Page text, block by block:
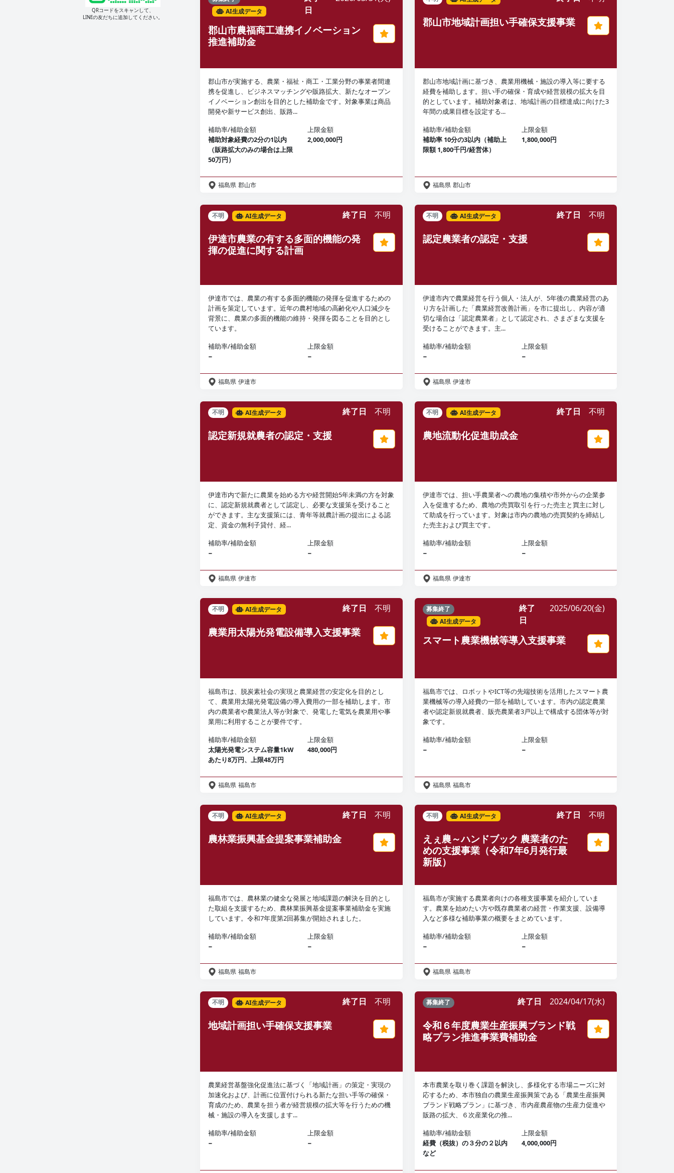
QRコードをスキャンして、
LINEの友だちに追加してください。
AI生成データ
日
郡山市農福商工連携イノベーション
推進補助金
郡山市が実施する、農業・福祉・商工・工業分野の事業者間連
携を促進し、ビジネスマッチングや販路拡大、新たなオープン
イノベーション創出を目的とした補助金です。対象事業は商品
開発や新サービス創出、販路...
補助率/補助金額
補助対象経費の2分の1以内
（販路拡大のみの場合は上限
50万円）
上限金額
2,000,000円
福島県 郡山市
郡山市地域計画担い手確保支援事業
郡山市地域計画に基づき、農業用機械・施設の導入等に要する
経費を補助します。担い手の確保・育成や経営規模の拡大を目
的としています。補助対象者は、地域計画の目標達成に向けた3
年間の成果目標を設定する...
補助率/補助金額
補助率 10分の3以内（補助上
限額 1,800千円/経営体）
上限金額
1,800,000円
福島県 郡山市
不明 AI生成データ 終了日 不明
伊達市農業の有する多面的機能の発
揮の促進に関する計画
伊達市では、農業の有する多面的機能の発揮を促進するための
計画を策定しています。近年の農村地域の高齢化や人口減少を
背景に、農業の多面的機能の維持・発揮を図ることを目的とし
ています。
補助率/補助金額
−
上限金額
−
福島県 伊達市
不明 AI生成データ 終了日 不明
認定農業者の認定・支援
伊達市内で農業経営を行う個人・法人が、5年後の農業経営のあ
り方を計画した「農業経営改善計画」を市に提出し、内容が適
切な場合は「認定農業者」として認定され、さまざまな支援を
受けることができます。主...
補助率/補助金額
−
上限金額
−
福島県 伊達市
不明 AI生成データ 終了日 不明
認定新規就農者の認定・支援
伊達市内で新たに農業を始める方や経営開始5年未満の方を対象
に、認定新規就農者として認定し、必要な支援策を受けること
ができます。主な支援策には、青年等就農計画の提出による認
定、資金の無利子貸付、経...
補助率/補助金額
−
上限金額
−
福島県 伊達市
不明 AI生成データ 終了日 不明
農地流動化促進助成金
伊達市では、担い手農業者への農地の集積や市外からの企業参
入を促進するため、農地の売買取引を行った売主と買主に対し
て助成を行っています。対象は市内の農地の売買契約を締結し
た売主および買主です。
補助率/補助金額
−
上限金額
−
福島県 伊達市
不明 AI生成データ 終了日 不明
農業用太陽光発電設備導入支援事業
福島市は、脱炭素社会の実現と農業経営の安定化を目的とし
て、農業用太陽光発電設備の導入費用の一部を補助します。市
内の農業者や農業法人等が対象で、発電した電気を農業用や事
業用に利用することが要件です。
補助率/補助金額
太陽光発電システム容量1kW
あたり8万円、上限48万円
上限金額
480,000円
福島県 福島市
募集終了
AI生成データ
終了
日
2025/06/20(金)
スマート農業機械等導入支援事業
福島市では、ロボットやICT等の先端技術を活用したスマート農
業機械等の導入経費の一部を補助しています。市内の認定農業
者や認定新規就農者、販売農業者3戸以上で構成する団体等が対
象です。
補助率/補助金額
−
上限金額
−
福島県 福島市
不明 AI生成データ 終了日 不明
農林業振興基金提案事業補助金
福島市では、農林業の健全な発展と地域課題の解決を目的とし
た取組を支援するため、農林業振興基金提案事業補助金を実施
しています。令和7年度第2回募集が開始されました。
補助率/補助金額
−
上限金額
−
福島県 福島市
不明 AI生成データ 終了日 不明
えぇ農～ハンドブック 農業者のた
めの支援事業（令和7年6月発行最
新版）
福島市が実施する農業者向けの各種支援事業を紹介していま
す。農業を始めたい方や既存農業者の経営・作業支援、設備導
入など多様な補助事業の概要をまとめています。
補助率/補助金額
−
上限金額
−
福島県 福島市
不明 AI生成データ 終了日 不明
地域計画担い手確保支援事業
農業経営基盤強化促進法に基づく「地域計画」の策定・実現の
加速化および、計画に位置付けられる新たな担い手等の確保・
育成のため、農業を担う者が経営規模の拡大等を行うための機
械・施設の導入を支援します...
補助率/補助金額
−
上限金額
−
募集終了 終了日 2024/04/17(水)
令和６年度農業生産振興ブランド戦
略プラン推進事業費補助金
本市農業を取り巻く課題を解決し、多様化する市場ニーズに対
応するため、本市独自の農業生産振興策である「農業生産振興
ブランド戦略プラン」に基づき、市内産農産物の生産力促進や
販路の拡大、６次産業化の推...
補助率/補助金額
経費（税抜）の３分の２以内
など
上限金額
4,000,000円